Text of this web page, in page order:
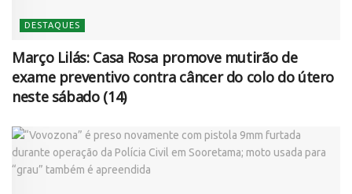
DESTAQUES
Março Lilás: Casa Rosa promove mutirão de
exame preventivo contra câncer do colo do útero
neste sábado (14)